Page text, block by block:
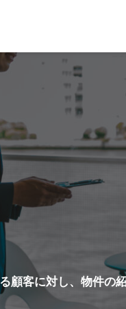
顧客に対し、物件